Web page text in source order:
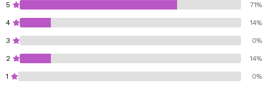
5 71%
4 14%
3 0%
2 14%
1 0%